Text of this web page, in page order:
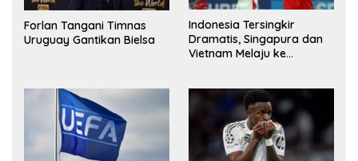
Forlan Tangani Timnas
Uruguay Gantikan Bielsa
Indonesia Tersingkir
Dramatis, Singapura dan
Vietnam Melaju ke